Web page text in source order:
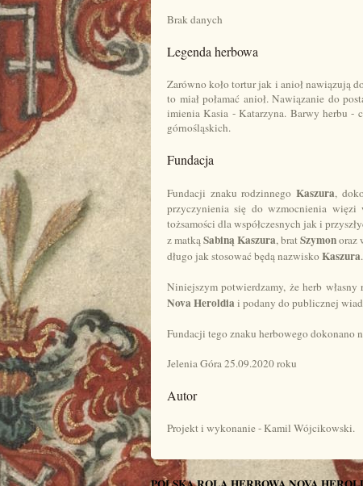
Brak danych
Legenda herbowa
Zarówno koło tortur jak i anioł nawiązują
to miał połamać anioł. Nawiązanie do
imienia Kasia - Katarzyna. Barwy herbu -
górnośląskich.
Fundacja
Fundacji znaku rodzinnegoKaszura,
przyczynienia się do wzmocnienia
tożsamości dla współczesnych jak i
z matkąSabiną Kaszura, bratSzymonoraz
długo jak stosować będą nazwiskoKaszura.
Niniejszym potwierdzamy, że herb własny
Nova Heroldiai podany do publicznej
Fundacji tego znaku herbowego dokonano
Jelenia Góra 25.09.2020 roku
Autor
Projekt i wykonanie - Kamil Wójcikowski.